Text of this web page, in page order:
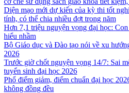
Diện mạo mới dự kiến của kỳ thi tốt
tính, có thể chia nhiều đợt trong năm
Hơn 7,1 triệu nguyện vọng đại học:
hiểu nhầm
Bộ Giáo dục và Đào tạo nói về xu
2026
Trước giờ chốt nguyện vọng 14/7: Sai
tuyển sinh đại học 2026
Phổ điểm giảm, điểm chuẩn đại học
không đồng đều